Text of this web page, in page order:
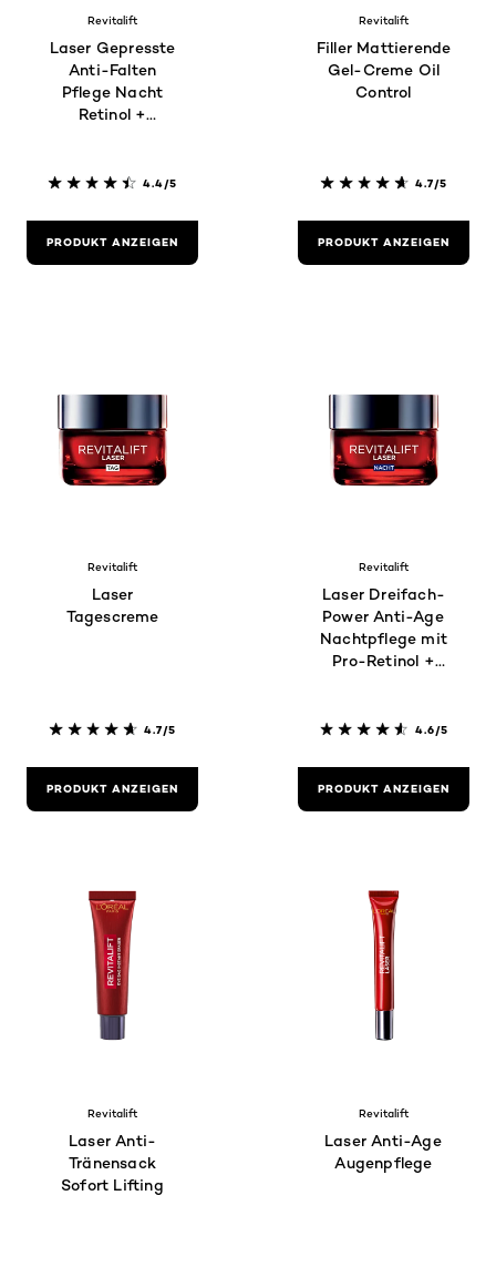
Revitalift
Laser Gepresste
Anti-Falten
Pflege Nacht
Retinol +
4.4/5
PRODUKT ANZEIGEN
Revitalift
Filler Mattierende
Gel-Creme Oil
Control
4.7/5
PRODUKT ANZEIGEN
Revitalift
Laser
Tagescreme
4.7/5
PRODUKT ANZEIGEN
Revitalift
Laser Dreifach-
Power Anti-Age
Nachtpflege mit
Pro-Retinol +
4.6/5
PRODUKT ANZEIGEN
Revitalift
Laser Anti-
Tränensack
Sofort Lifting
Revitalift
Laser Anti-Age
Augenpflege